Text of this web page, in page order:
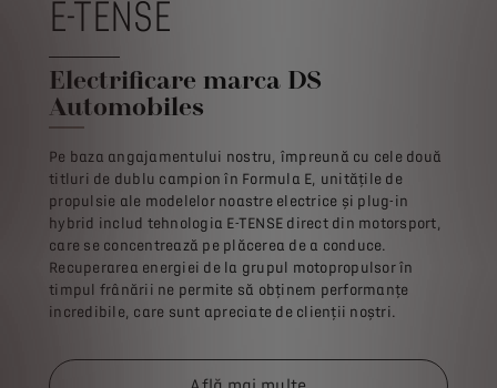
E-TENSE
Electrificare marca DS
Automobiles
Pe baza angajamentului nostru, împreună cu cele două
titluri de dublu campion în Formula E, unitățile de
propulsie ale modelelor noastre electrice și plug-in
hybrid includ tehnologia E-TENSE direct din motorsport,
care se concentrează pe plăcerea de a conduce.
Recuperarea energiei de la grupul motopropulsor în
timpul frânării ne permite să obținem performanțe
incredibile, care sunt apreciate de clienții noștri.